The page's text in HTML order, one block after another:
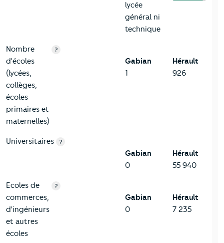
lycée
général ni
technique
Nombre
d'écoles
(lycées,
collèges,
écoles
primaires et
maternelles)
?
Gabian
1
Hérault
926
Universitaires ?
Gabian
0
Hérault
55 940
Ecoles de
commerces,
d'ingénieurs
et autres
écoles
?
Gabian
0
Hérault
7 235